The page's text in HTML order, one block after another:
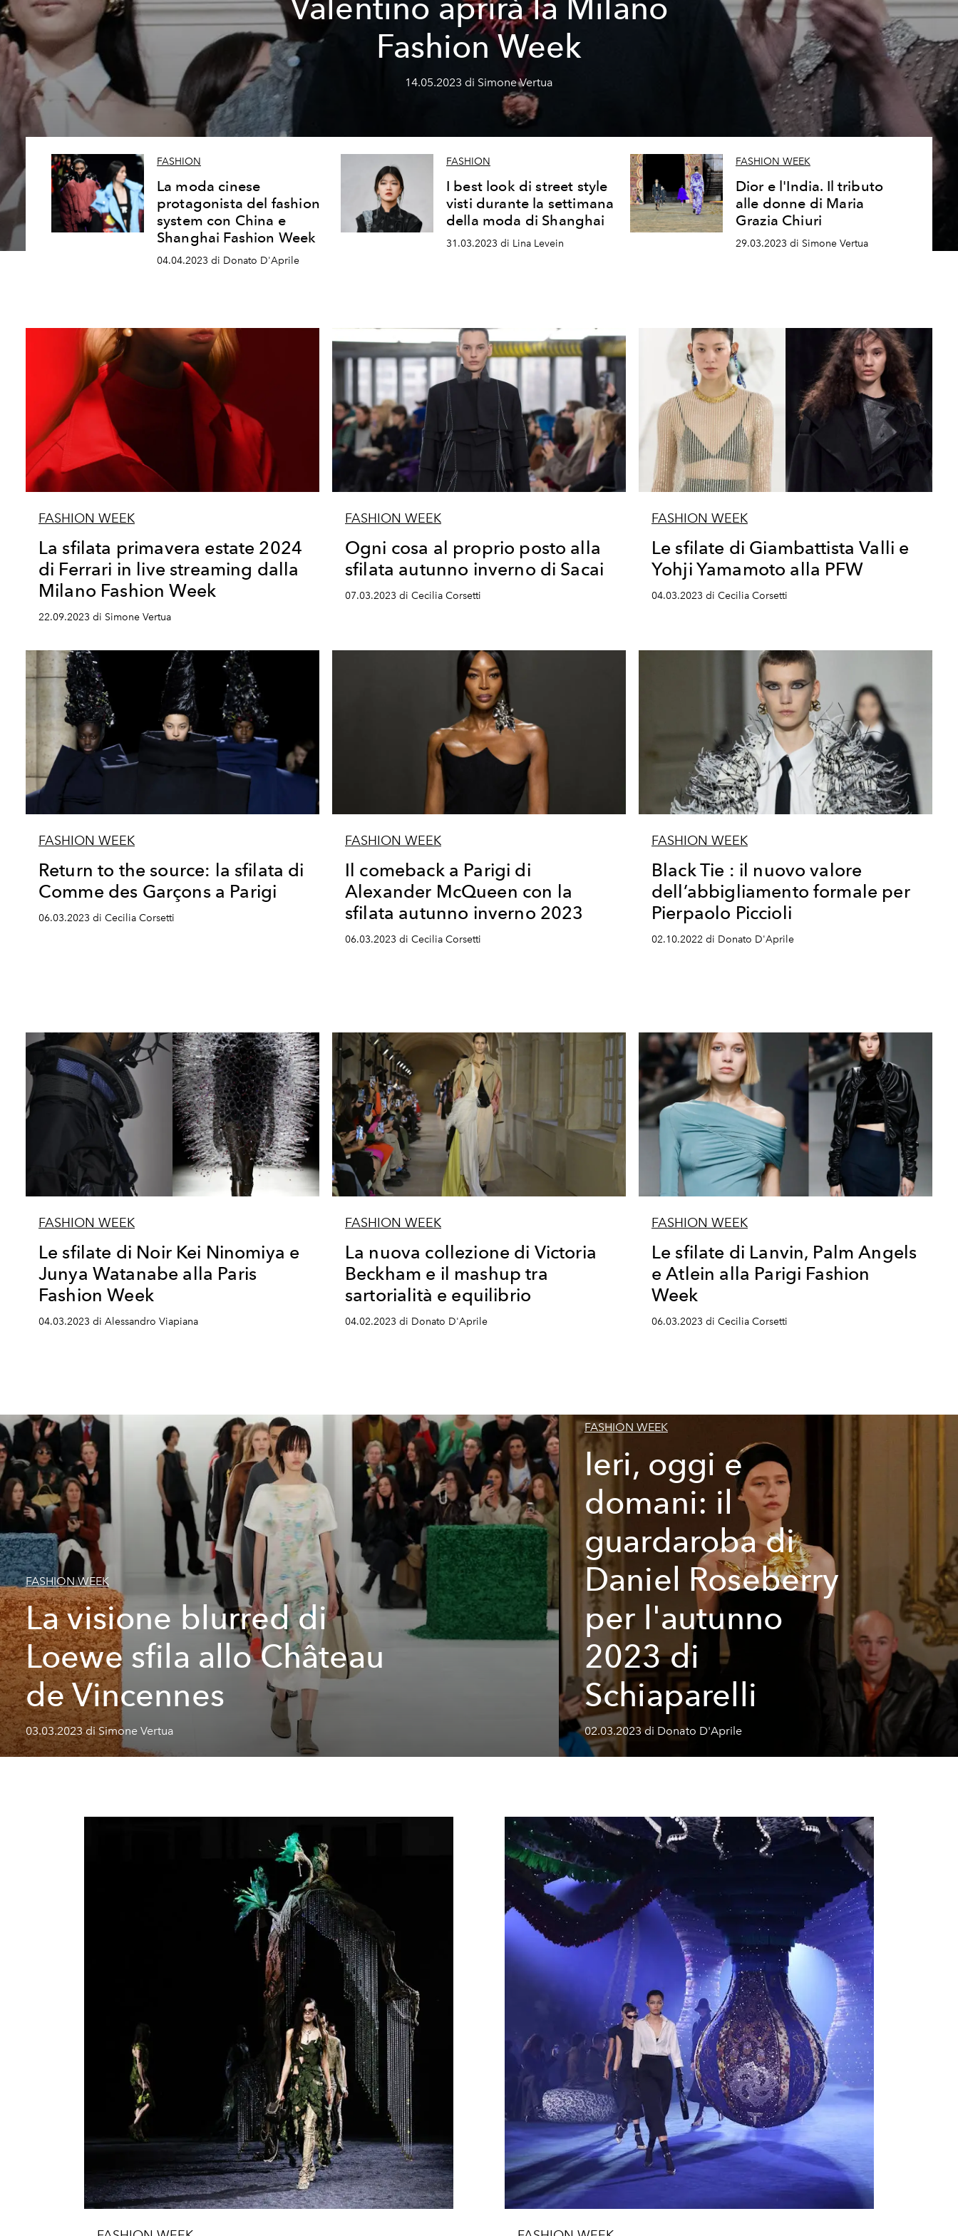
Valentino aprirà la Milano
Fashion Week
14.05.2023 di Simone Vertua
FASHION
La moda cinese
protagonista del fashion
system con China e
Shanghai Fashion Week
04.04.2023 di Donato D'Aprile
FASHION
I best look di street style
visti durante la settimana
della moda di Shanghai
31.03.2023 di Lina Levein
FASHION WEEK
Dior e l'India. Il tributo
alle donne di Maria
Grazia Chiuri
29.03.2023 di Simone Vertua
FASHION WEEK
La sfilata primavera estate 2024
di Ferrari in live streaming dalla
Milano Fashion Week
22.09.2023 di Simone Vertua
FASHION WEEK
Ogni cosa al proprio posto alla
sfilata autunno inverno di Sacai
07.03.2023 di Cecilia Corsetti
FASHION WEEK
Le sfilate di Giambattista Valli e
Yohji Yamamoto alla PFW
04.03.2023 di Cecilia Corsetti
FASHION WEEK
Return to the source: la sfilata di
Comme des Garçons a Parigi
06.03.2023 di Cecilia Corsetti
FASHION WEEK
Il comeback a Parigi di
Alexander McQueen con la
sfilata autunno inverno 2023
06.03.2023 di Cecilia Corsetti
FASHION WEEK
Black Tie : il nuovo valore
dell’abbigliamento formale per
Pierpaolo Piccioli
02.10.2022 di Donato D'Aprile
FASHION WEEK
Le sfilate di Noir Kei Ninomiya e
Junya Watanabe alla Paris
Fashion Week
04.03.2023 di Alessandro Viapiana
FASHION WEEK
La nuova collezione di Victoria
Beckham e il mashup tra
sartorialità e equilibrio
04.02.2023 di Donato D'Aprile
FASHION WEEK
Le sfilate di Lanvin, Palm Angels
e Atlein alla Parigi Fashion
Week
06.03.2023 di Cecilia Corsetti
FASHION WEEK
La visione blurred di
Loewe sfila allo Château
de Vincennes
03.03.2023 di Simone Vertua
FASHION WEEK
Ieri, oggi e
domani: il
guardaroba di
Daniel Roseberry
per l'autunno
2023 di
Schiaparelli
02.03.2023 di Donato D'Aprile